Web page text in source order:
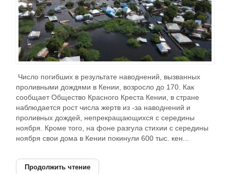
Число погибших в результате наводнений, вызванных
проливными дождями в Кении, возросло до 170. Как
сообщает Общество Красного Креста Кении, в стране
наблюдается рост числа жертв из -за наводнений и
проливных дождей, непрекращающихся с середины
ноября. Кроме того, на фоне разгула стихии с середины
ноября свои дома в Кении покинули 600 тыс. кен...
Продолжить чтение